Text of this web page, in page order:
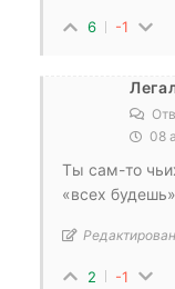
6 -1
08
Ты сам-то
«всех
2 -1